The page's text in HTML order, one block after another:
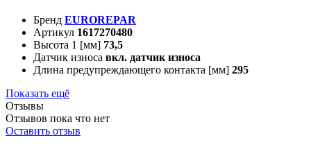
Бренд EUROREPAR
Артикул 1617270480
Высота 1 [мм] 73,5
Датчик износа вкл. датчик износа
Длина предупреждающего контакта [мм] 295
Показать ещё
Отзывы
Отзывов пока что нет
Оставить отзыв